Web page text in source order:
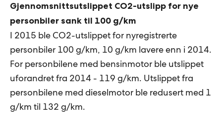
Gjennomsnittsutslippet CO2-utslipp for nye
personbiler sank til 100 g/km
I 2015 ble CO2-utslippet for nyregistrerte
personbiler 100 g/km, 10 g/km lavere enn i 2014.
For personbilene med bensinmotor ble utslippet
uforandret fra 2014 - 119 g/km. Utslippet fra
personbilene med dieselmotor ble redusert med 1
g/km til 132 g/km.